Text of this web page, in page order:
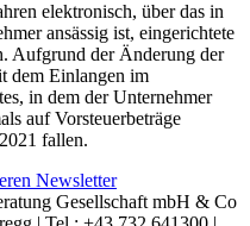
elektronisch, über das in
ansässig ist, eingerichtete
Aufgrund der Änderung der
dem Einlangen im
in dem der Unternehmer
auf Vorsteuerbeträge
fallen.
Newsletter
Gesellschaft mbH & Co